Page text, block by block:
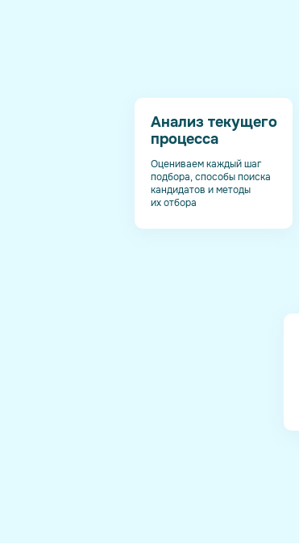
Оцениваем каждый шаг
подбора, способы поиска
кандидатов и методы
их отбора
Анализ текущего
процесса